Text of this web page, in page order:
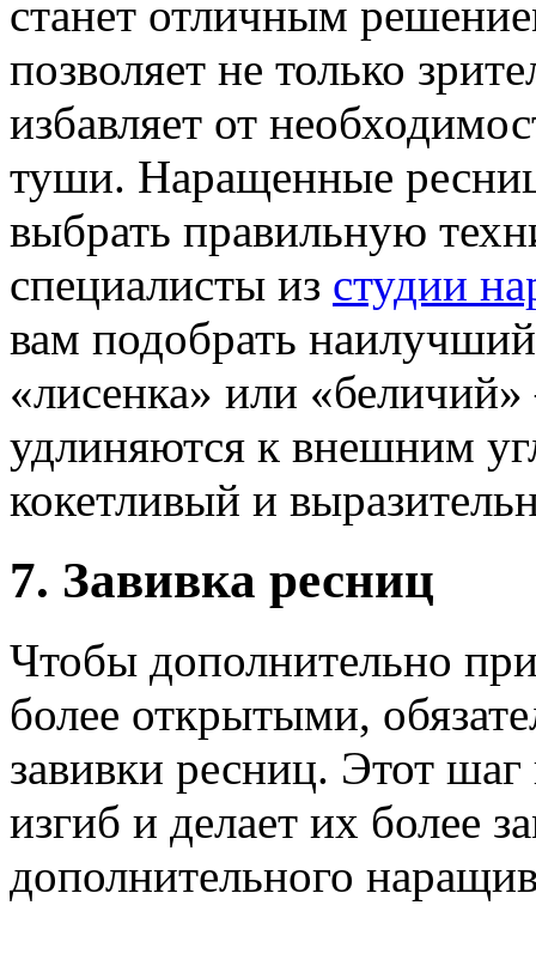
станет отличным
позволяет не только
избавляет от
туши. Наращенные
выбрать правильную
специалисты из студии
вам подобрать
«лисенка» или
удлиняются к внешним
кокетливый и
7. Завивка ресниц
Чтобы дополнительно
более открытыми,
завивки ресниц. Этот
изгиб и делает их более
дополнительного